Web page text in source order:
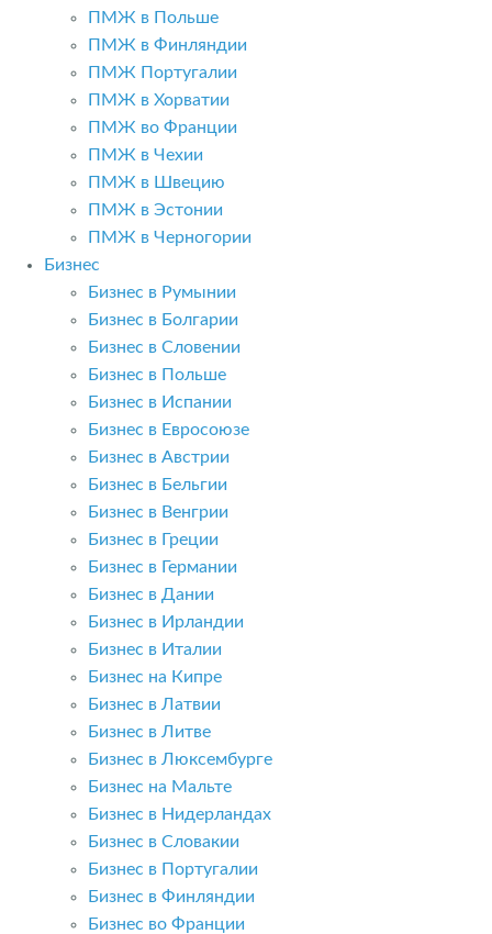
ПМЖ в Польше
ПМЖ в Финляндии
ПМЖ Португалии
ПМЖ в Хорватии
ПМЖ во Франции
ПМЖ в Чехии
ПМЖ в Швецию
ПМЖ в Эстонии
ПМЖ в Черногории
Бизнес
Бизнес в Румынии
Бизнес в Болгарии
Бизнес в Словении
Бизнес в Польше
Бизнес в Испании
Бизнес в Евросоюзе
Бизнес в Австрии
Бизнес в Бельгии
Бизнес в Венгрии
Бизнес в Греции
Бизнес в Германии
Бизнес в Дании
Бизнес в Ирландии
Бизнес в Италии
Бизнес на Кипре
Бизнес в Латвии
Бизнес в Литве
Бизнес в Люксембурге
Бизнес на Мальте
Бизнес в Нидерландах
Бизнес в Словакии
Бизнес в Португалии
Бизнес в Финляндии
Бизнес во Франции